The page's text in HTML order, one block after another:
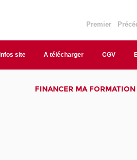
Premier
Infos site A télécharger CGV
FINANCER MA FORMATION